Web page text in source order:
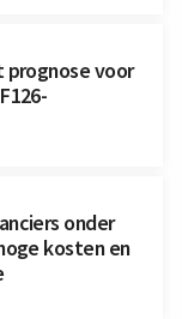
prognose voor
onder
kosten en